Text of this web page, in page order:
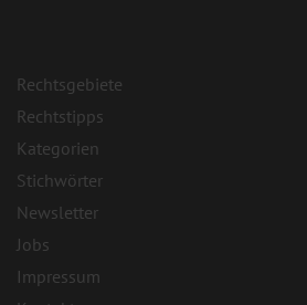
Rechtsgebiete
Rechtstipps
Kategorien
Stichwörter
Newsletter
Jobs
Impressum